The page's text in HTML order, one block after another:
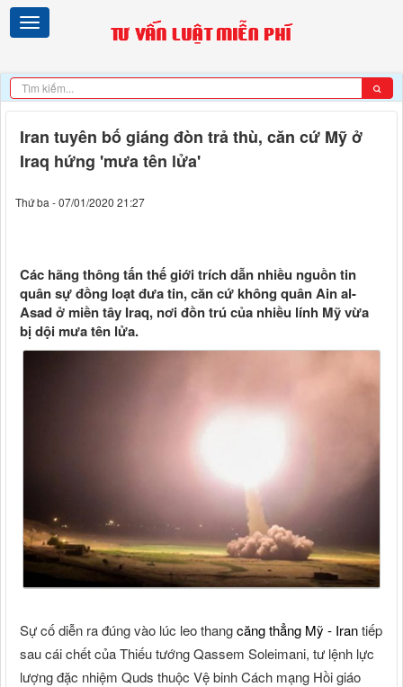
Iran tuyên bố giáng đòn trả thù, căn cứ Mỹ ở
Iraq hứng 'mưa tên lửa'
Thứ ba - 07/01/2020 21:27
Các hãng thông tấn thế giới trích dẫn nhiều nguồn tin
quân sự đồng loạt đưa tin, căn cứ không quân Ain al-
Asad ở miền tây Iraq, nơi đồn trú của nhiều lính Mỹ vừa
bị dội mưa tên lửa.
Sự cố diễn ra đúng vào lúc leo thangcăng thẳng Mỹ - Irantiếp
sau cái chết của Thiếu tướng Qassem Soleimani, tư lệnh lực
lượng đặc nhiệm Quds thuộc Vệ binh Cách mạng Hồi giáo